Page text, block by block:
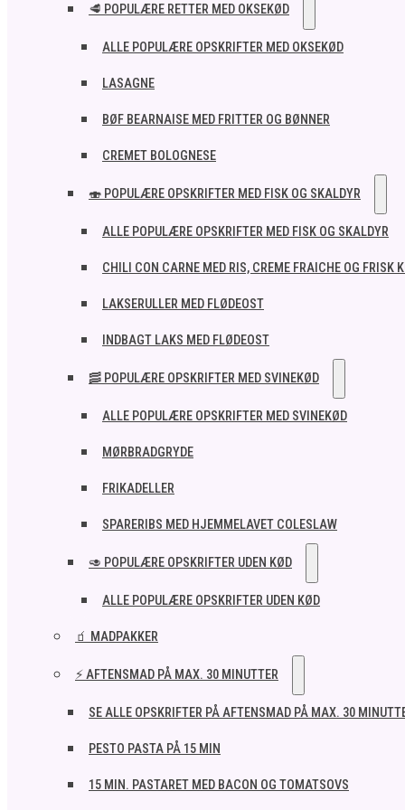
🥩 POPULÆRE RETTER MED OKSEKØD
ALLE POPULÆRE OPSKRIFTER MED OKSEKØD
LASAGNE
BØF BEARNAISE MED FRITTER OG BØNNER
CREMET BOLOGNESE
🍣 POPULÆRE OPSKRIFTER MED FISK OG SKALDYR
ALLE POPULÆRE OPSKRIFTER MED FISK OG SKALDYR
CHILI CON CARNE MED RIS, CREME FRAICHE OG FRISK
LAKSERULLER MED FLØDEOST
INDBAGT LAKS MED FLØDEOST
🥓 POPULÆRE OPSKRIFTER MED SVINEKØD
ALLE POPULÆRE OPSKRIFTER MED SVINEKØD
MØRBRADGRYDE
FRIKADELLER
SPARERIBS MED HJEMMELAVET COLESLAW
🥑 POPULÆRE OPSKRIFTER UDEN KØD
ALLE POPULÆRE OPSKRIFTER UDEN KØD
🧃 MADPAKKER
⚡ AFTENSMAD PÅ MAX. 30 MINUTTER
SE ALLE OPSKRIFTER PÅ AFTENSMAD PÅ MAX. 30
PESTO PASTA PÅ 15 MIN
15 MIN. PASTARET MED BACON OG TOMATSOVS